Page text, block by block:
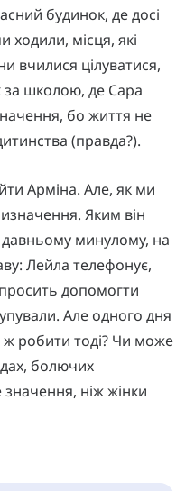
будинок, де досі
ходили, місця, які
вчилися цілуватися,
за школою, де Сара
бо життя не
(правда?).
Арміна. Але, як ми
Яким він
давньому минулому, на
Лейла телефонує,
допомогти
Але одного дня
ж робити тоді? Чи може
болючих
ніж жінки